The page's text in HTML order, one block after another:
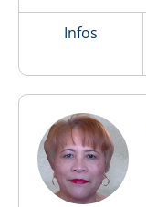
Infos